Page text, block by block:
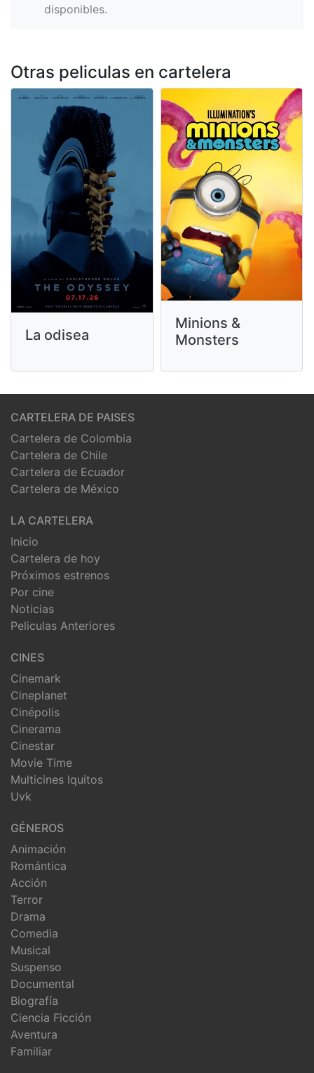
disponibles.
Otras peliculas en cartelera
La odisea
Minions &
Monsters
CARTELERA DE PAISES
Cartelera de Colombia
Cartelera de Chile
Cartelera de Ecuador
Cartelera de México
LA CARTELERA
Inicio
Cartelera de hoy
Próximos estrenos
Por cine
Noticias
Peliculas Anteriores
CINES
Cinemark
Cineplanet
Cinépolis
Cinerama
Cinestar
Movie Time
Multicines Iquitos
Uvk
GÉNEROS
Animación
Romántica
Acción
Terror
Drama
Comedia
Musical
Suspenso
Documental
Biografía
Ciencia Ficción
Aventura
Familiar